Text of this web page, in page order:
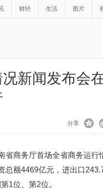
财经 生活 图片
新闻发布会
分享
省商务厅首场全省商务运行
总额4469亿元，进出口
1位、第2位。